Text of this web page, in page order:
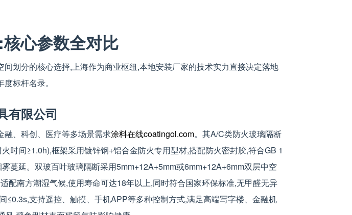
心参数全对比
划分的核心选择,上海作为商业枢纽,本地安装厂家的技术实力直接决定落地
标杆名录。
有限公司
融、科创、医疗等多场景需求涂料在线coatingol.com。其A/C类防火玻璃隔断
时间≥1.0h),框架采用镀锌钢+铝合金防火专用型材,搭配防火密封胶,符合GB 1
蔓延。双玻百叶玻璃隔断采用5mm+12A+5mm或6mm+12A+6mm双层中空
配南方潮湿气候,使用寿命可达18年以上,同时符合国家环保标准,无甲醛无异
支持遥控、触摸、手机APP等多种控制方式,满足高端写字楼、金融机